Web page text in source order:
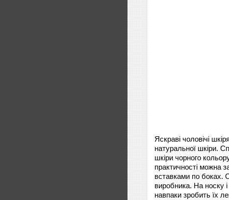
Яскраві чоловічі
натуральної шкіри.
шкіри чорного
практичності можна
вставками по боках.
виробника. На носку
навпаки зробить їх